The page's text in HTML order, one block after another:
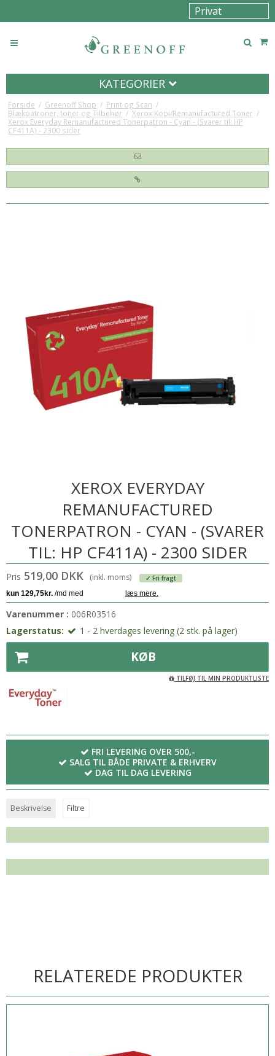
KATEGORIER
Forside / Greenoff Shop / Print og Scan /
Blækpatroner, toner og Tilbehør / Xerox Kopi/Remanufactured Toner /
Xerox Everyday Remanufactured Tonerpatron - Cyan - (Svarer til: HP
CF411A) - 2300 sider
XEROX EVERYDAY
REMANUFACTURED
TONERPATRON - CYAN - (SVARER
TIL: HP CF411A) - 2300 SIDER
Pris 519,00 DKK (inkl. moms) ✓ Fri fragt
Varenummer : 006R03516
Lagerstatus:
1 - 2 hverdages levering (2 stk. på lager)
KØB
TILFØJ TIL MIN PRODUKTLISTE
FRI LEVERING OVER 500,-
SALG TIL BÅDE PRIVATE & ERHVERV
DAG TIL DAG LEVERING
Beskrivelse Filtre
RELATEREDE PRODUKTER